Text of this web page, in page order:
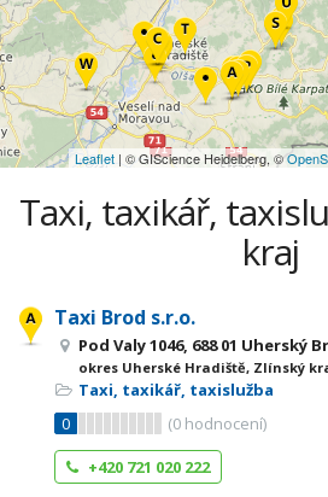
Leaflet | © GIScience Heidelberg, ©
Taxi, taxikář,
kraj
Taxi Brod s.r.o.
Pod Valy 1046, 688 01 Uherský
okres Uherské Hradiště, Zlínský
Taxi, taxikář, taxislužba
0
(0 hodnocení)
+420 721 020 222